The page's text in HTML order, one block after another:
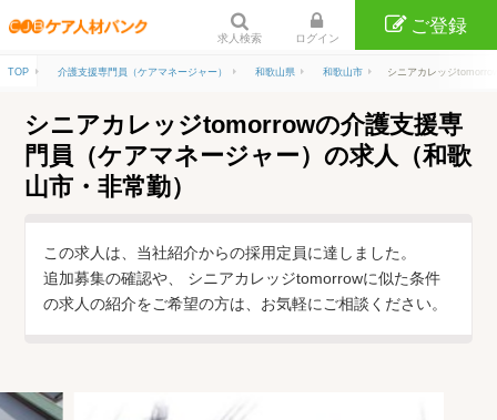
求人検索 ログイン
ご登録
TOP 介護支援専門員（ケアマネージャー） 和歌山県 和歌山市 シニアカレッジ
シニアカレッジtomorrowの介護支援専
門員（ケアマネージャー）の求人（和歌
山市・非常勤）
この求人は、当社紹介からの採用定員に達しました。
追加募集の確認や、 シニアカレッジtomorrowに似た条件
の求人の紹介をご希望の方は、お気軽にご相談ください。